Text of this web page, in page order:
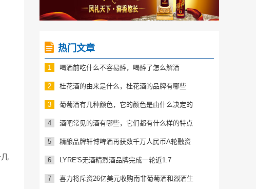
热门文章
1 喝酒前吃什么不容易醉，喝醉了怎么解酒
2 桂花酒的由来是什么，桂花酒的品牌有哪些
3 葡萄酒有几种颜色，它的颜色是由什么决定的
4 酒吧常见的酒有哪些，它们都有什么样的特点
5 精酿品牌轩博啤酒再获数千万人民币A轮融资
6 LYRE'S无酒精烈酒品牌完成一轮近1.7
7 喜力将斥资26亿美元收购南非葡萄酒和烈酒生